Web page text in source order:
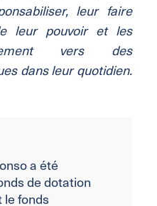
leur faire
leur pouvoir et les
vers des
dans leur quotidien.
a été
de dotation
le fonds